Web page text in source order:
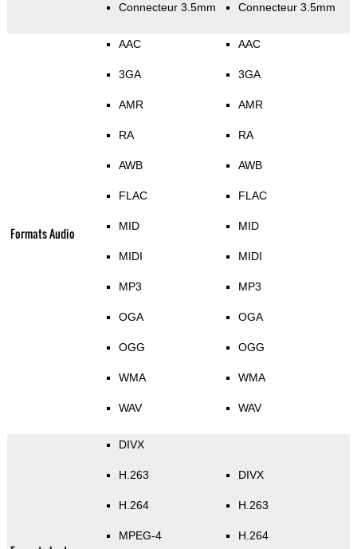
Connecteur 3.5mm Connecteur 3.5mm
Formats Audio
AAC
3GA
AMR
RA
AWB
FLAC
MID
MIDI
MP3
OGA
OGG
WMA
WAV
AAC
3GA
AMR
RA
AWB
FLAC
MID
MIDI
MP3
OGA
OGG
WMA
WAV
DIVX
H.263
H.264
MPEG-4
DIVX
H.263
H.264